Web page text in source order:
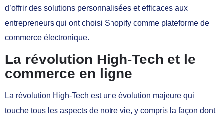
d’offrir des solutions personnalisées et efficaces aux
entrepreneurs qui ont choisi Shopify comme plateforme de
commerce électronique.
La révolution High-Tech et le
commerce en ligne
La révolution High-Tech est une évolution majeure qui
touche tous les aspects de notre vie, y compris la façon dont